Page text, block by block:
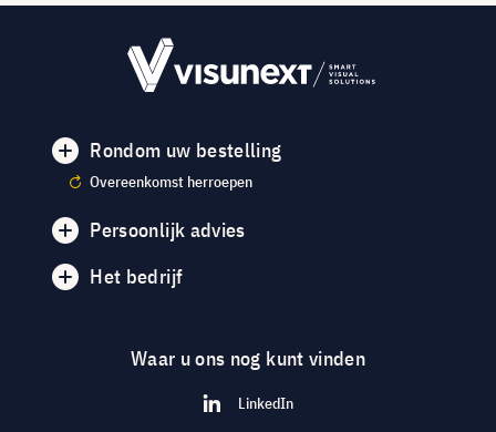
Rondom uw bestelling
Overeenkomst herroepen
Persoonlijk advies
Het bedrijf
Waar u ons nog kunt vinden
LinkedIn